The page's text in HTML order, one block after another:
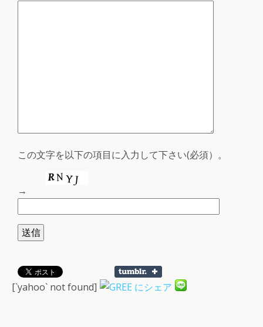
この文字を以下の項目に入力して下さい(必須）。
→
[`yahoo` not found]